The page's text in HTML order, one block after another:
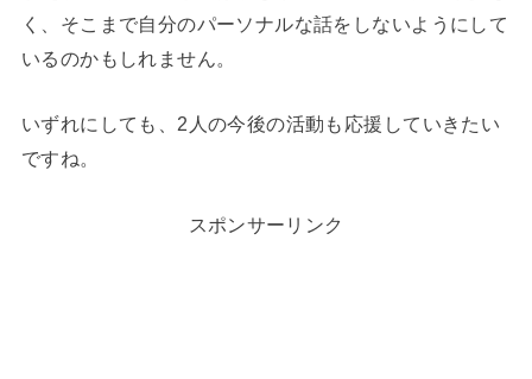
く、そこまで自分のパーソナルな話をしないようにして
いるのかもしれません。
いずれにしても、2人の今後の活動も応援していきたい
ですね。
スポンサーリンク